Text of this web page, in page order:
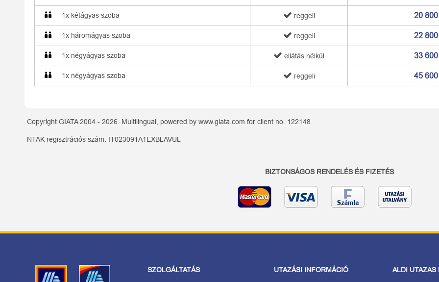
1x kétágyas szoba reggeli 20
1x háromágyas szoba reggeli 22
1x négyágyas szoba ellátás nélkül 33
1x négyágyas szoba reggeli 45
Copyright GIATA 2004 - 2026. Multilingual, powered by www.giata.com for client no. 122148
NTAK regisztrációs szám: IT023091A1EXBLAVUL
BIZTONSÁGOS RENDELÉS ÉS FIZETÉS
SZOLGÁLTATÁS UTAZÁSI INFORMÁCIÓ ALDI UTAZAS